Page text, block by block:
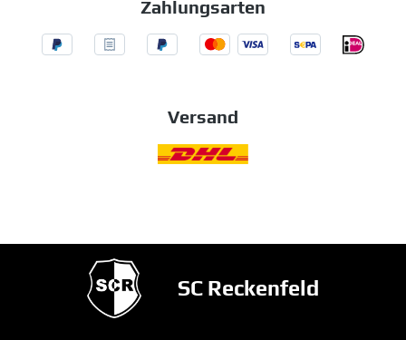
Zahlungsarten
Versand
SC Reckenfeld